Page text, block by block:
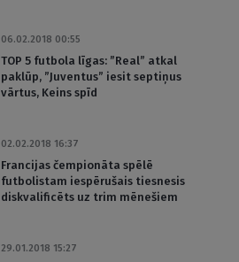
06.02.2018 00:55
TOP 5 futbola līgas: ”Real” atkal
paklūp, ”Juventus” iesit septiņus
vārtus, Keins spīd
02.02.2018 16:37
Francijas čempionāta spēlē
futbolistam iespērušais tiesnesis
diskvalificēts uz trim mēnešiem
29.01.2018 15:27